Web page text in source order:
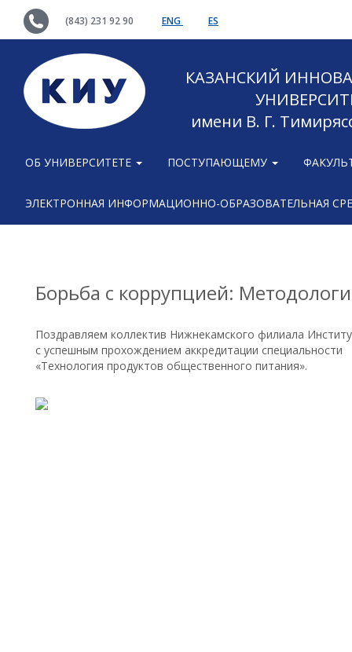
(843) 231 92 90 ENG ES
КАЗАНСКИЙ
имени В. Г.
ОБ УНИВЕРСИТЕТЕ ПОСТУПАЮЩЕМУ
ЭЛЕКТРОННАЯ ИНФОРМАЦИОННО-ОБРАЗОВАТЕЛЬНАЯ
Борьба с коррупцией:
Поздравляем коллектив Нижнекамского филиала
с успешным прохождением аккредитации специальности
«Технология продуктов общественного питания».